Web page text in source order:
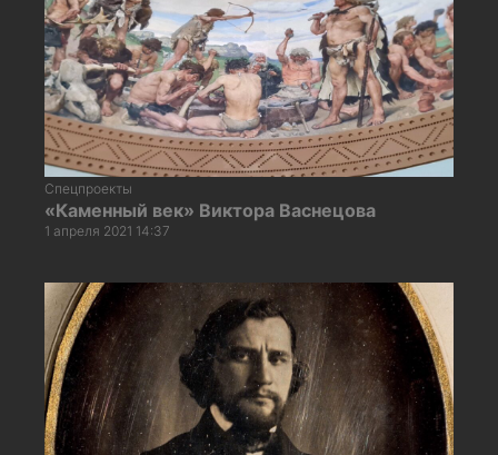
Спецпроекты
«Каменный век» Виктора Васнецова
1 апреля 2021 14:37